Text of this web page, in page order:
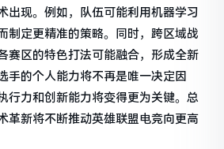
出现。例如，队伍可能利用机器学习
制定更精准的策略。同时，跨区域战
赛区的特色打法可能融合，形成全新
手的个人能力将不再是唯一决定因
行力和创新能力将变得更为关键。总
革新将不断推动英雄联盟电竞向更高